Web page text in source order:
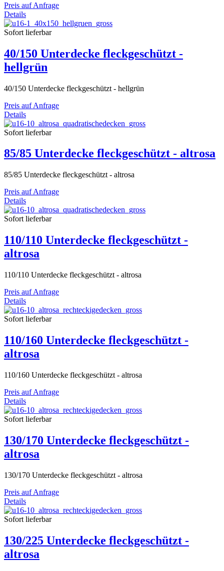
Preis auf Anfrage
Details
Sofort lieferbar
40/150 Unterdecke fleckgeschützt -
hellgrün
40/150 Unterdecke fleckgeschützt - hellgrün
Preis auf Anfrage
Details
Sofort lieferbar
85/85 Unterdecke fleckgeschützt - altrosa
85/85 Unterdecke fleckgeschützt - altrosa
Preis auf Anfrage
Details
Sofort lieferbar
110/110 Unterdecke fleckgeschützt -
altrosa
110/110 Unterdecke fleckgeschützt - altrosa
Preis auf Anfrage
Details
Sofort lieferbar
110/160 Unterdecke fleckgeschützt -
altrosa
110/160 Unterdecke fleckgeschützt - altrosa
Preis auf Anfrage
Details
Sofort lieferbar
130/170 Unterdecke fleckgeschützt -
altrosa
130/170 Unterdecke fleckgeschützt - altrosa
Preis auf Anfrage
Details
Sofort lieferbar
130/225 Unterdecke fleckgeschützt -
altrosa